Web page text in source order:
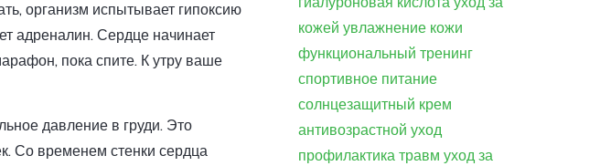
организм испытывает гипоксию
адреналин. Сердце начинает
пока спите. К утру ваше
давление в груди. Это
Со временем стенки сердца
кожей увлажнение кожи
функциональный тренинг
спортивное питание
солнцезащитный крем
антивозрастной уход
профилактика травм уход за